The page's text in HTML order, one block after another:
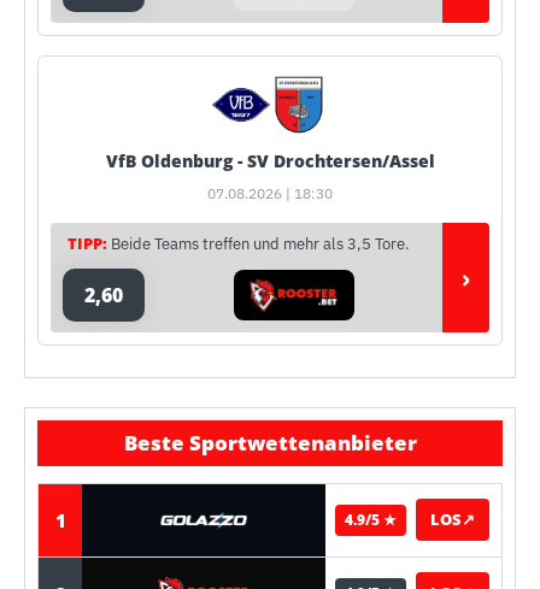
VfB Oldenburg - SV Drochtersen/Assel
07.08.2026 | 18:30
TIPP: Beide Teams treffen und mehr als 3,5 Tore.
2,60 ›
Beste Sportwettenanbieter
1 4.9/5 ★ LOS↗